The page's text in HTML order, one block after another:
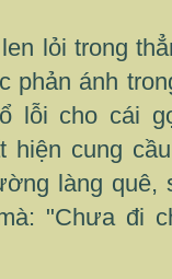
lỏi trong
phản ánh
lỗi cho cái
hiện cung
làng quê,
"Chưa đi